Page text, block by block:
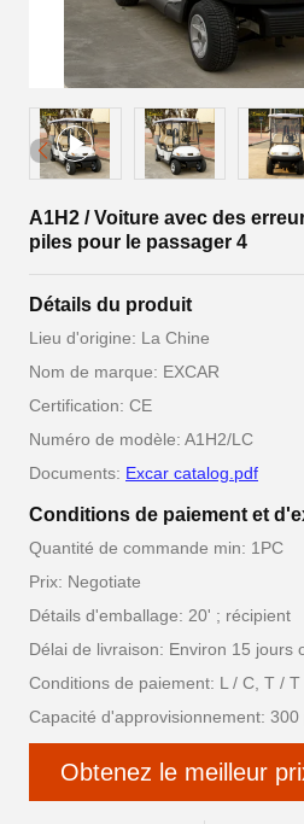
A1H2 / Voiture avec des
piles pour le passager 4
Détails du produit
Lieu d'origine: La Chine
Nom de marque: EXCAR
Certification: CE
Numéro de modèle: A1H2/LC
Documents: Excar catalog.pdf
Conditions de paiement et
Quantité de commande min: 1PC
Prix: Negotiate
Détails d'emballage: 20' ; récipient
Délai de livraison: Environ 15 jours
Conditions de paiement: L / C, T / T
Capacité d'approvisionnement:
Obtenez le meilleur